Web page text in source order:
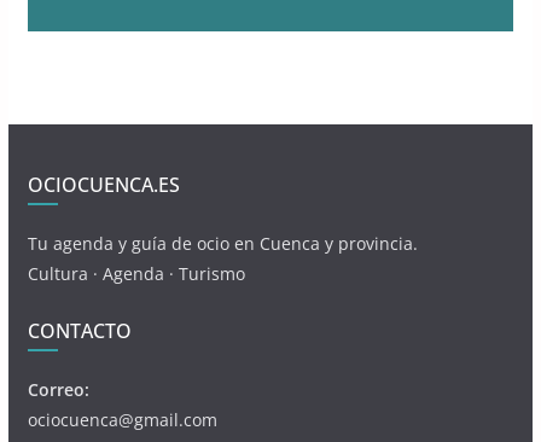
OCIOCUENCA.ES
Tu agenda y guía de ocio en Cuenca y provincia.
Cultura · Agenda · Turismo
CONTACTO
Correo:
ociocuenca@gmail.com